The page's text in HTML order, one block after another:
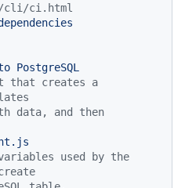
cli/ci.html
PostgreSQL
that creates a
data, and then
used by the